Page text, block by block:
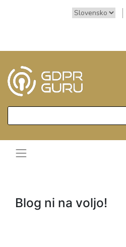
Blog ni na voljo!